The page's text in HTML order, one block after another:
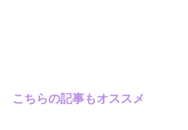
こちらの記事もオススメ